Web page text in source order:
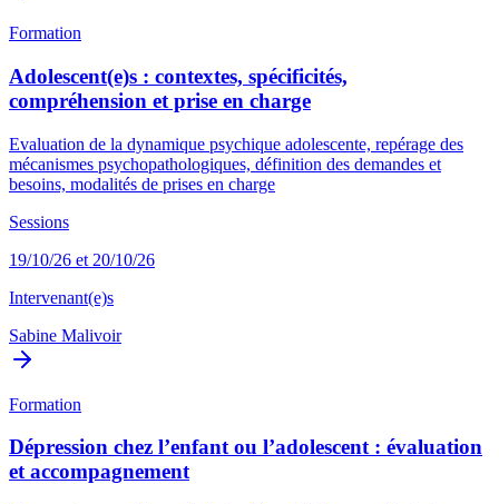
Formation
Adolescent(e)s : contextes, spécificités,
compréhension et prise en charge
Evaluation de la dynamique psychique adolescente, repérage des
mécanismes psychopathologiques, définition des demandes et
besoins, modalités de prises en charge
Sessions
19/10/26 et 20/10/26
Intervenant(e)s
Sabine Malivoir
Formation
Dépression chez l’enfant ou l’adolescent : évaluation
et accompagnement